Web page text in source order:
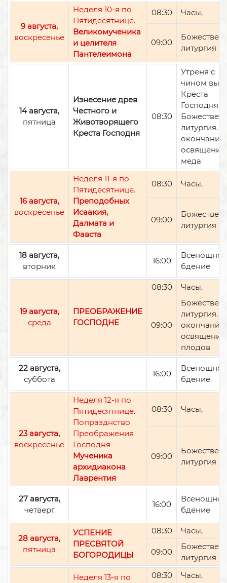
9 августа,
воскресенье
Неделя 10-я по
Пятидесятнице.
Великомученика
и целителя
Пантелеимона
08:30 Часы,
09:00
литургия
14 августа,
пятница
Изнесение древ
Честного и
Животворящего
Креста Господня
08:30
Утреня с
чином
Креста
Господня,
литургия.
окончании
освящение
меда
16 августа,
воскресенье
Неделя 11-я по
Пятидесятнице.
Преподобных
Исаакия,
Далмата и
Фавста
08:30 Часы,
09:00
литургия
18 августа,
вторник
16:00
Всенощное
бдение
19 августа,
среда
ПРЕОБРАЖЕНИЕ
ГОСПОДНЕ
08:30 Часы,
09:00
литургия.
окончании
освящение
плодов
22 августа,
суббота
16:00
Всенощное
бдение
23 августа,
воскресенье
Неделя 12-я по
Пятидесятнице.
Попразднство
Преображения
Господня
Мученика
архидиакона
Лаврентия
08:30 Часы,
09:00
литургия
27 августа,
четверг
16:00
Всенощное
бдение
28 августа,
пятница
УСПЕНИЕ
ПРЕСВЯТОЙ
БОГОРОДИЦЫ
08:30 Часы,
09:00
литургия
Неделя 13-я по
08:30 Часы,